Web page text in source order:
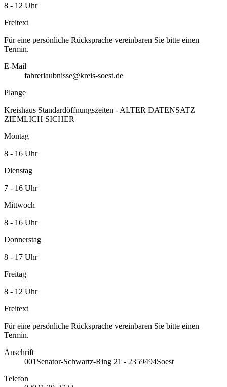
8 - 12 Uhr
Freitext
Für eine persönliche Rücksprache vereinbaren Sie bitte einen
Termin.
E-Mail
fahrerlaubnisse@kreis-soest.de
Plange
Kreishaus Standardöffnungszeiten - ALTER DATENSATZ
ZIEMLICH SICHER
Montag
8 - 16 Uhr
Dienstag
7 - 16 Uhr
Mittwoch
8 - 16 Uhr
Donnerstag
8 - 17 Uhr
Freitag
8 - 12 Uhr
Freitext
Für eine persönliche Rücksprache vereinbaren Sie bitte einen
Termin.
Anschrift
001 Senator-Schwartz-Ring 21 - 2359494Soest
Telefon